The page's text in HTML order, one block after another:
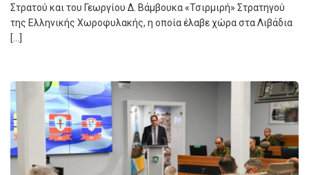
Στρατού και του Γεωργίου Δ. Βάμβουκα «Τσιρμιρή» Στρατηγού
της Ελληνικής Χωροφυλακής, η οποία έλαβε χώρα στα Λιβάδια
[…]